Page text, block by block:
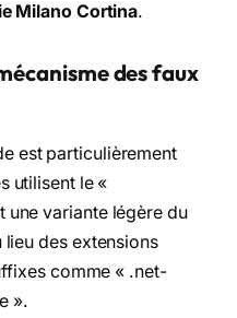
Milano Cortina.
des faux
est particulièrement
utilisent le «
une variante légère du
des extensions
comme « .net-
».